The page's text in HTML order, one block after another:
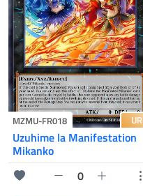
MZMU-FR018 UR
Uzuhime la Manifestation
Mikanko
0